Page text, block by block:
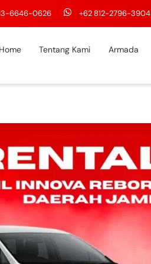
6646-0626 +62 812-2796-3904
Home Tentang Kami Armada